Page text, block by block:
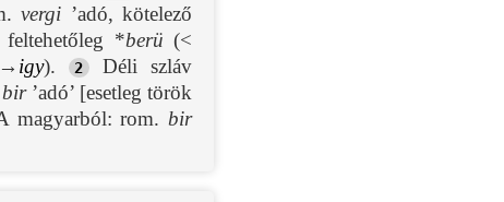
vergi ’adó, kötelező
*berü (<
igy). 2
Déli szláv
bir’adó’ [esetleg török
magyarból: rom.bir